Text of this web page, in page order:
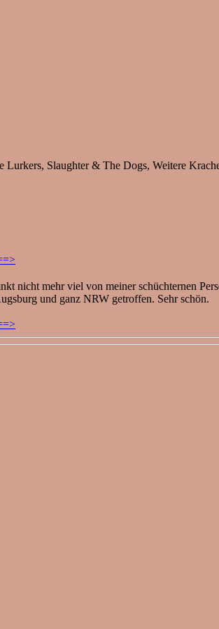
Slaughter & The Dogs, Weitere
nicht mehr viel von meiner schüchternen
und ganz NRW getroffen. Sehr schön.